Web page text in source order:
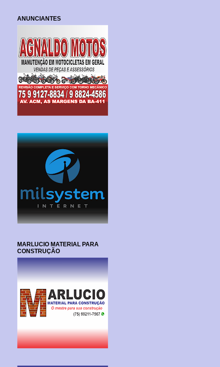
ANUNCIANTES
MARLUCIO MATERIAL PARA
CONSTRUÇÃO